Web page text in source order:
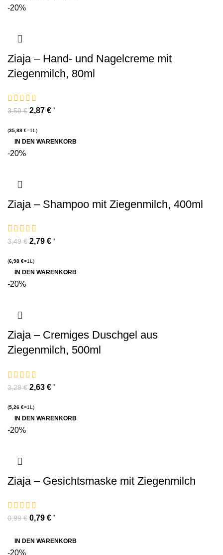
-20%
Ziaja – Hand- und Nagelcreme mit
Ziegenmilch, 80ml
3,59€ 2,87 € *
(35,88 €=1L)
IN DEN WARENKORB
-20%
Ziaja – Shampoo mit Ziegenmilch, 400ml
3,49€ 2,79 € *
(6,98 €=1L)
IN DEN WARENKORB
-20%
Ziaja – Cremiges Duschgel aus
Ziegenmilch, 500ml
3,29€ 2,63 € *
(5,26 €=1L)
IN DEN WARENKORB
-20%
Ziaja – Gesichtsmaske mit Ziegenmilch
0,99€ 0,79 € *
IN DEN WARENKORB
-20%